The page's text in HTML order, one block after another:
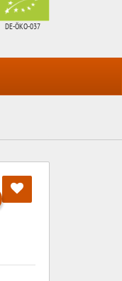
DE-ÖKO-037